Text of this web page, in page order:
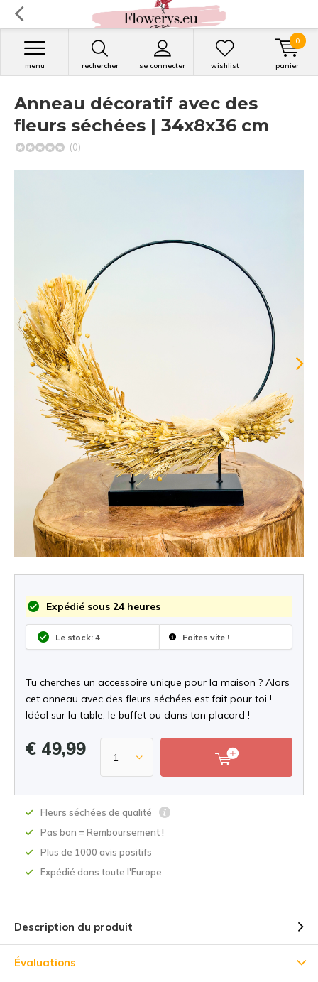
rechercher se connecter
menu wishlist panier
0
Anneau décoratif avec des
fleurs séchées | 34x8x36 cm
(0)
Expédié sous 24 heures
Le stock: 4 Faites vite !
Tu cherches un accessoire unique pour la maison ? Alors
cet anneau avec des fleurs séchées est fait pour toi !
Idéal sur la table, le buffet ou dans ton placard !
€ 49,99
Fleurs séchées de qualité
Pas bon = Remboursement !
Plus de 1000 avis positifs
Expédié dans toute l'Europe
Description du produit
Évaluations